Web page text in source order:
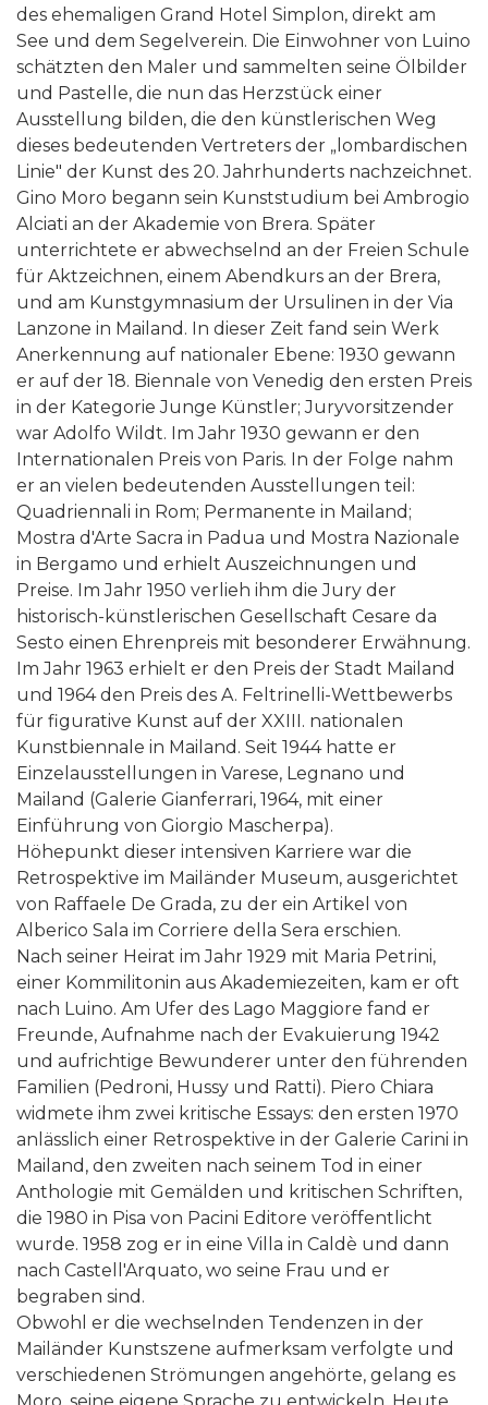
des ehemaligen Grand Hotel Simplon, direkt am
See und dem Segelverein. Die Einwohner von Luino
schätzten den Maler und sammelten seine Ölbilder
und Pastelle, die nun das Herzstück einer
Ausstellung bilden, die den künstlerischen Weg
dieses bedeutenden Vertreters der „lombardischen
Linie" der Kunst des 20. Jahrhunderts nachzeichnet.
Gino Moro begann sein Kunststudium bei Ambrogio
Alciati an der Akademie von Brera. Später
unterrichtete er abwechselnd an der Freien Schule
für Aktzeichnen, einem Abendkurs an der Brera,
und am Kunstgymnasium der Ursulinen in der Via
Lanzone in Mailand. In dieser Zeit fand sein Werk
Anerkennung auf nationaler Ebene: 1930 gewann
er auf der 18. Biennale von Venedig den ersten Preis
in der Kategorie Junge Künstler; Juryvorsitzender
war Adolfo Wildt. Im Jahr 1930 gewann er den
Internationalen Preis von Paris. In der Folge nahm
er an vielen bedeutenden Ausstellungen teil:
Quadriennali in Rom; Permanente in Mailand;
Mostra d'Arte Sacra in Padua und Mostra Nazionale
in Bergamo und erhielt Auszeichnungen und
Preise. Im Jahr 1950 verlieh ihm die Jury der
historisch-künstlerischen Gesellschaft Cesare da
Sesto einen Ehrenpreis mit besonderer Erwähnung.
Im Jahr 1963 erhielt er den Preis der Stadt Mailand
und 1964 den Preis des A. Feltrinelli-Wettbewerbs
für figurative Kunst auf der XXIII. nationalen
Kunstbiennale in Mailand. Seit 1944 hatte er
Einzelausstellungen in Varese, Legnano und
Mailand (Galerie Gianferrari, 1964, mit einer
Einführung von Giorgio Mascherpa).
Höhepunkt dieser intensiven Karriere war die
Retrospektive im Mailänder Museum, ausgerichtet
von Raffaele De Grada, zu der ein Artikel von
Alberico Sala im Corriere della Sera erschien.
Nach seiner Heirat im Jahr 1929 mit Maria Petrini,
einer Kommilitonin aus Akademiezeiten, kam er oft
nach Luino. Am Ufer des Lago Maggiore fand er
Freunde, Aufnahme nach der Evakuierung 1942
und aufrichtige Bewunderer unter den führenden
Familien (Pedroni, Hussy und Ratti). Piero Chiara
widmete ihm zwei kritische Essays: den ersten 1970
anlässlich einer Retrospektive in der Galerie Carini in
Mailand, den zweiten nach seinem Tod in einer
Anthologie mit Gemälden und kritischen Schriften,
die 1980 in Pisa von Pacini Editore veröffentlicht
wurde. 1958 zog er in eine Villa in Caldè und dann
nach Castell'Arquato, wo seine Frau und er
begraben sind.
Obwohl er die wechselnden Tendenzen in der
Mailänder Kunstszene aufmerksam verfolgte und
verschiedenen Strömungen angehörte, gelang es